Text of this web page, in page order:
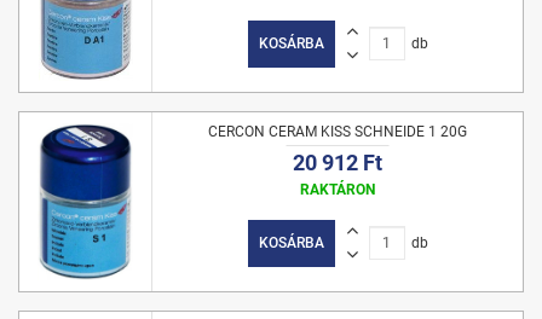
KOSÁRBA db
CERCON CERAM KISS SCHNEIDE 1 20G
20 912 Ft
RAKTÁRON
KOSÁRBA db